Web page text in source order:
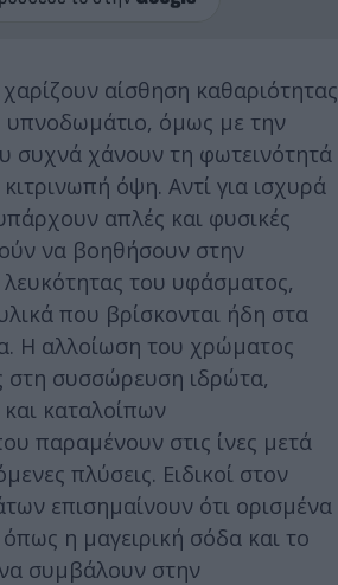
αίσθηση καθαριότητας
υπνοδωμάτιο, όμως με την
συχνά χάνουν τη φωτεινότητά
όψη. Αντί για ισχυρά
απλές και φυσικές
να βοηθήσουν στην
του υφάσματος,
που βρίσκονται ήδη στα
Η αλλοίωση του χρώματος
στη συσσώρευση ιδρώτα,
καταλοίπων
παραμένουν στις ίνες μετά
πλύσεις. Ειδικοί στον
επισημαίνουν ότι ορισμένα
η μαγειρική σόδα και το
συμβάλουν στην